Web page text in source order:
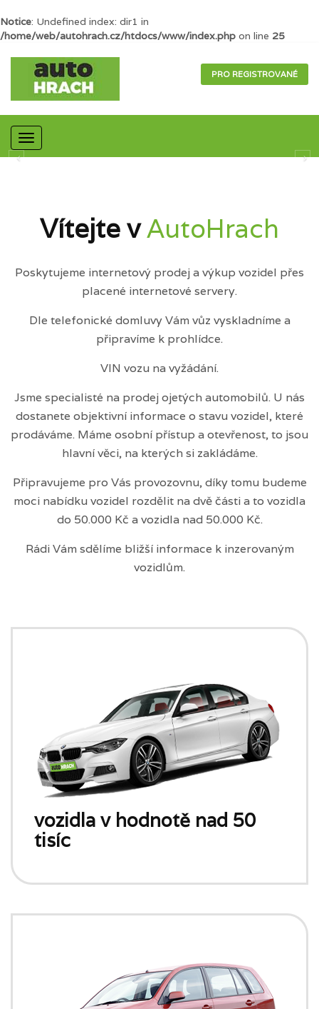
Notice: Undefined index: dir1 in
/home/web/autohrach.cz/htdocs/www/index.php on line 25
PRO REGISTROVANÉ
Mobilní
navigace
Vítejte vAutoHrach
Poskytujeme internetový prodej a výkup vozidel přes
placené internetové servery.
Dle telefonické domluvy Vám vůz vyskladníme a
připravíme k prohlídce.
VIN vozu na vyžádání.
Jsme specialisté na prodej ojetých automobilů. U nás
dostanete objektivní informace o stavu vozidel, které
prodáváme. Máme osobní přístup a otevřenost, to jsou
hlavní věci, na kterých si zakládáme.
Připravujeme pro Vás provozovnu, díky tomu budeme
moci nabídku vozidel rozdělit na dvě části a to vozidla
do 50.000 Kč a vozidla nad 50.000 Kč.
Rádi Vám sdělíme bližší informace k inzerovaným
vozidlům.
vozidla v hodnotě nad 50
tisíc